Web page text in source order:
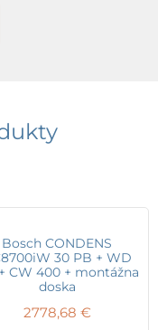
Bosch CONDENS
30 PB + WD
CW 400 + montážna
doska
2778,68 €